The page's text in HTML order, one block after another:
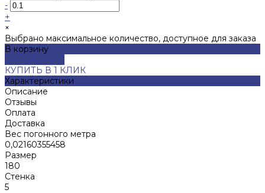
-
+
×
Выбрано максимальное количество, доступное для заказа
В корзину
КУПИТЬ В 1 КЛИК
Характеристики
Описание
Отзывы
Оплата
Доставка
Вес погонного метра
0,02160355458
Размер
180
Стенка
5